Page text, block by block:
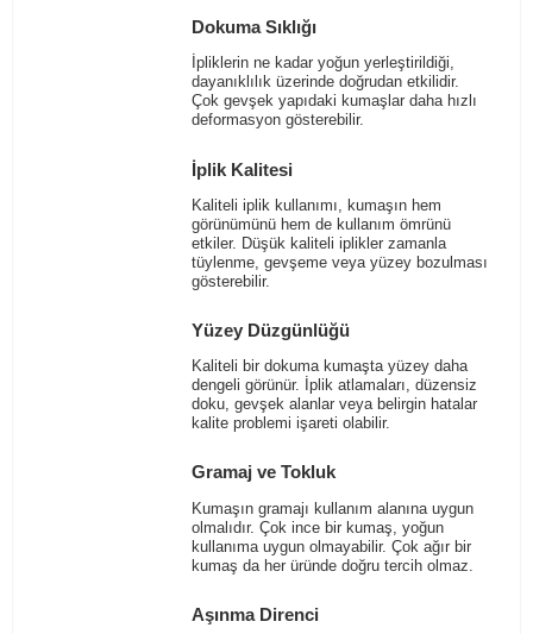
Dokuma Sıklığı
İpliklerin ne kadar yoğun yerleştirildiği,
dayanıklılık üzerinde doğrudan etkilidir.
Çok gevşek yapıdaki kumaşlar daha hızlı
deformasyon gösterebilir.
İplik Kalitesi
Kaliteli iplik kullanımı, kumaşın hem
görünümünü hem de kullanım ömrünü
etkiler. Düşük kaliteli iplikler zamanla
tüylenme, gevşeme veya yüzey bozulması
gösterebilir.
Yüzey Düzgünlüğü
Kaliteli bir dokuma kumaşta yüzey daha
dengeli görünür. İplik atlamaları, düzensiz
doku, gevşek alanlar veya belirgin hatalar
kalite problemi işareti olabilir.
Gramaj ve Tokluk
Kumaşın gramajı kullanım alanına uygun
olmalıdır. Çok ince bir kumaş, yoğun
kullanıma uygun olmayabilir. Çok ağır bir
kumaş da her üründe doğru tercih olmaz.
Aşınma Direnci